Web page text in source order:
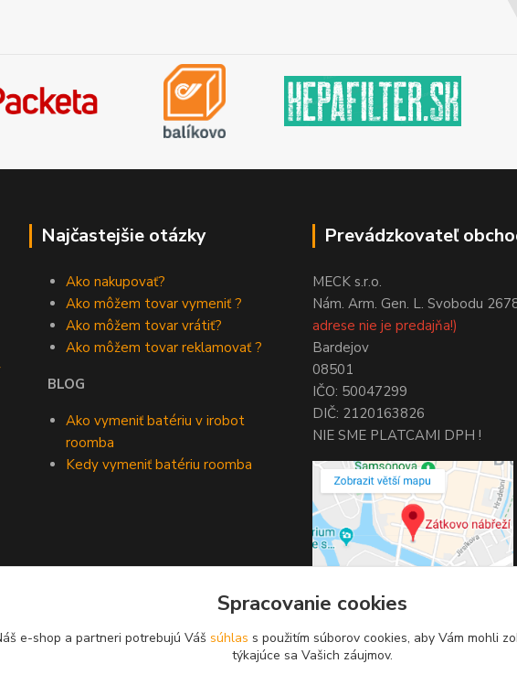
Najčastejšie otázky
Ako nakupovať?
Ako môžem tovar vymeniť ?
Ako môžem tovar vrátiť?
Ako môžem tovar reklamovať ?
BLOG
Ako vymeniť batériu v irobot
roomba
Kedy vymeniť batériu roomba
Prevádzkovateľ
MECK s.r.o.
Nám. Arm. Gen. L. Svobodu
adrese nie je predajňa!)
Bardejov
08501
IČO: 50047299
DIČ: 2120163826
NIE SME PLATCAMI DPH !
Spracovanie cookies
e-shop a partneri potrebujú Váš súhlas s použitím súborov cookies, aby Vám mohli
týkajúce sa Vašich záujmov.